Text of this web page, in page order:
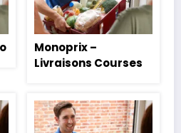
Monoprix –
Livraisons Courses